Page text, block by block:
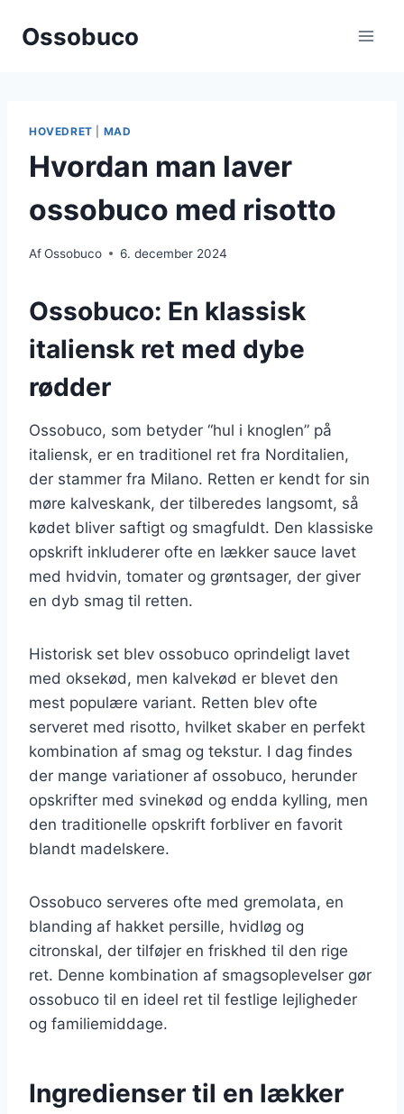
Ossobuco
HOVEDRET MAD
Hvordan man laver
ossobuco med risotto
AfOssobuco 6. december 2024
Ossobuco: En klassisk
italiensk ret med dybe
rødder
Ossobuco, som betyder “hul i knoglen” på
italiensk, er en traditionel ret fra Norditalien,
der stammer fra Milano. Retten er kendt for sin
møre kalveskank, der tilberedes langsomt, så
kødet bliver saftigt og smagfuldt. Den klassiske
opskrift inkluderer ofte en lækker sauce lavet
med hvidvin, tomater og grøntsager, der giver
en dyb smag til retten.
Historisk set blev ossobuco oprindeligt lavet
med oksekød, men kalvekød er blevet den
mest populære variant. Retten blev ofte
serveret med risotto, hvilket skaber en perfekt
kombination af smag og tekstur. I dag findes
der mange variationer af ossobuco, herunder
opskrifter med svinekød og endda kylling, men
den traditionelle opskrift forbliver en favorit
blandt madelskere.
Ossobuco serveres ofte med gremolata, en
blanding af hakket persille, hvidløg og
citronskal, der tilføjer en friskhed til den rige
ret. Denne kombination af smagsoplevelser gør
ossobuco til en ideel ret til festlige lejligheder
og familiemiddage.
Ingredienser til en lækker